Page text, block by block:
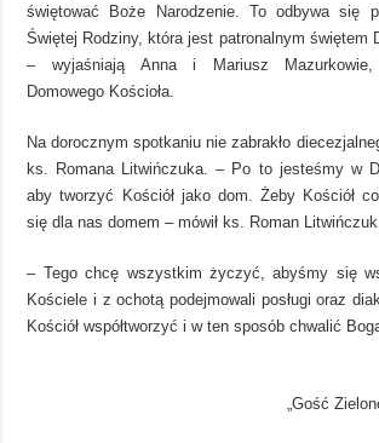
świętować Boże Narodzenie. To odbywa się
Świętej Rodziny, która jest patronalnym świętem
– wyjaśniają Anna i Mariusz Mazurkowie,
Domowego Kościoła.
Na dorocznym spotkaniu nie zabrakło
ks. Romana Litwińczuka. – Po to jesteśmy w
aby tworzyć Kościół jako dom. Żeby Kościół
się dla nas domem – mówił ks. Roman Litwińczuk.
– Tego chcę wszystkim życzyć, abyśmy się
Kościele i z ochotą podejmowali posługi oraz
Kościół współtworzyć i w ten sposób chwalić
„Gość